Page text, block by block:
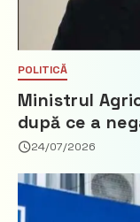
POLITICĂ
Ministrul
după ce a
Partidul
24/07/2026